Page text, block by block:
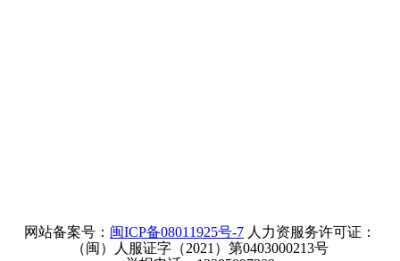
网站备案号： 闽ICP备08011925号-7 人力资服务许可证：
（闽）人服证字（2021）第0403000213号